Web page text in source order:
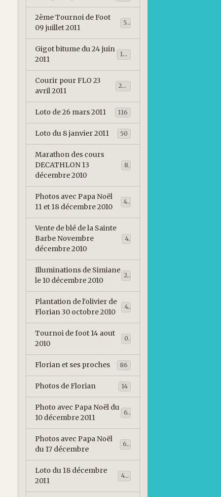
2ème Tournoi de Foot
09 juillet 2011
57
Gigot bitume du 24 juin
2011
115
Courir pour FLO 23
avril 2011
209
Loto de 26 mars 2011 116
Loto du 8 janvier 2011 50
Marathon des cours
DECATHLON 13
décembre 2010
82
Photos avec Papa Noël
11 et 18 décembre 2010
46
Vente de blé de la Sainte
Barbe Novembre
décembre 2010
47
Illuminations de Simiane
le 10 décembre 2010
23
Plantation de l'olivier de
Florian 30 octobre 2010
47
Tournoi de foot 14 aout
2010
0
Florian et ses proches 86
Photos de Florian 14
Photo avec Papa Noël du
10 décembre 2011
63
Photos avec Papa Noël
du 17 décembre
66
Loto du 18 décembre
2011
49